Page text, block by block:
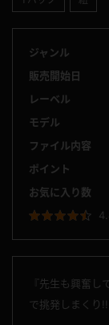
ジャンル
販売開始日
レーベル
モデル
ファイル内容
ポイント
お気に入り数
『先生も興奮
で挑発しまくり